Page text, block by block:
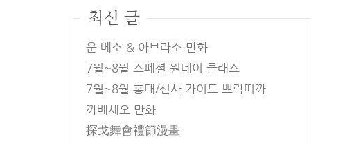
최신 글
운 베소 & 아브라소 만화
7월~8월 스페셜 원데이 클래스
7월~8월 홍대/신사 가이드 쁘락띠까
까베세오 만화
探戈舞會禮節漫畫